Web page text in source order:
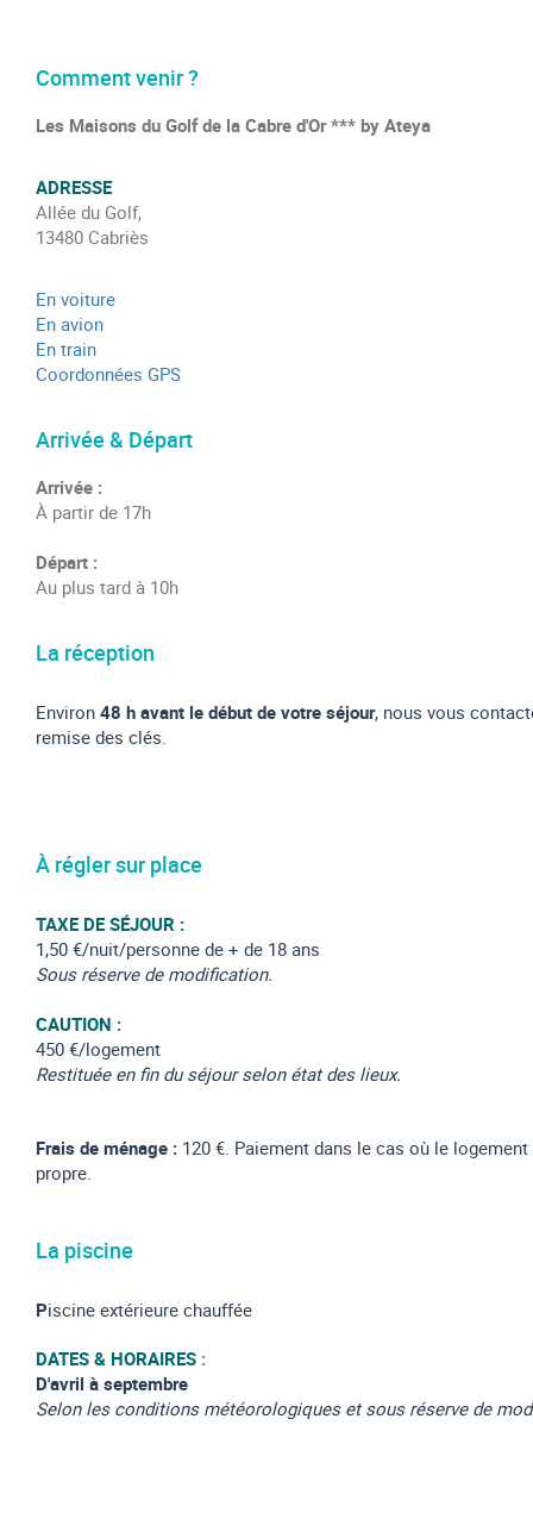
Comment venir ?
Les Maisons du Golf de la Cabre d'Or *** by Ateya
ADRESSE
Allée du Golf,
13480 Cabriès
En voiture
En avion
En train
Coordonnées GPS
Arrivée & Départ
Arrivée :
À partir de 17h
Départ :
Au plus tard à 10h
La réception
Environ 48 h avant le début de votre séjour, nous vous
remise des clés.
À régler sur place
TAXE DE SÉJOUR :
1,50 €/nuit/personne de + de 18 ans
Sous réserve de modification.
CAUTION :
450 €/logement
Restituée en fin du séjour selon état des lieux.
Frais de ménage : 120 €. Paiement dans le cas où le
propre.
La piscine
Piscine extérieure chauffée
DATES & HORAIRES :
D'avril à septembre
Selon les conditions météorologiques et sous réserve de